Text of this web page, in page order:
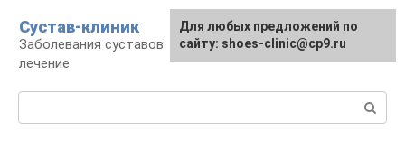
контенту
Сустав-клиник
Заболевания суставов: профилактика и
лечение
Для любых предложений по
сайту: shoes-clinic@cp9.ru